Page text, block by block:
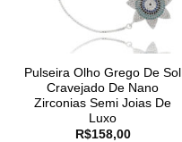
Pulseira Olho Grego De Sol
Cravejado De Nano
Zirconias Semi Joias De
Luxo
R$158,00